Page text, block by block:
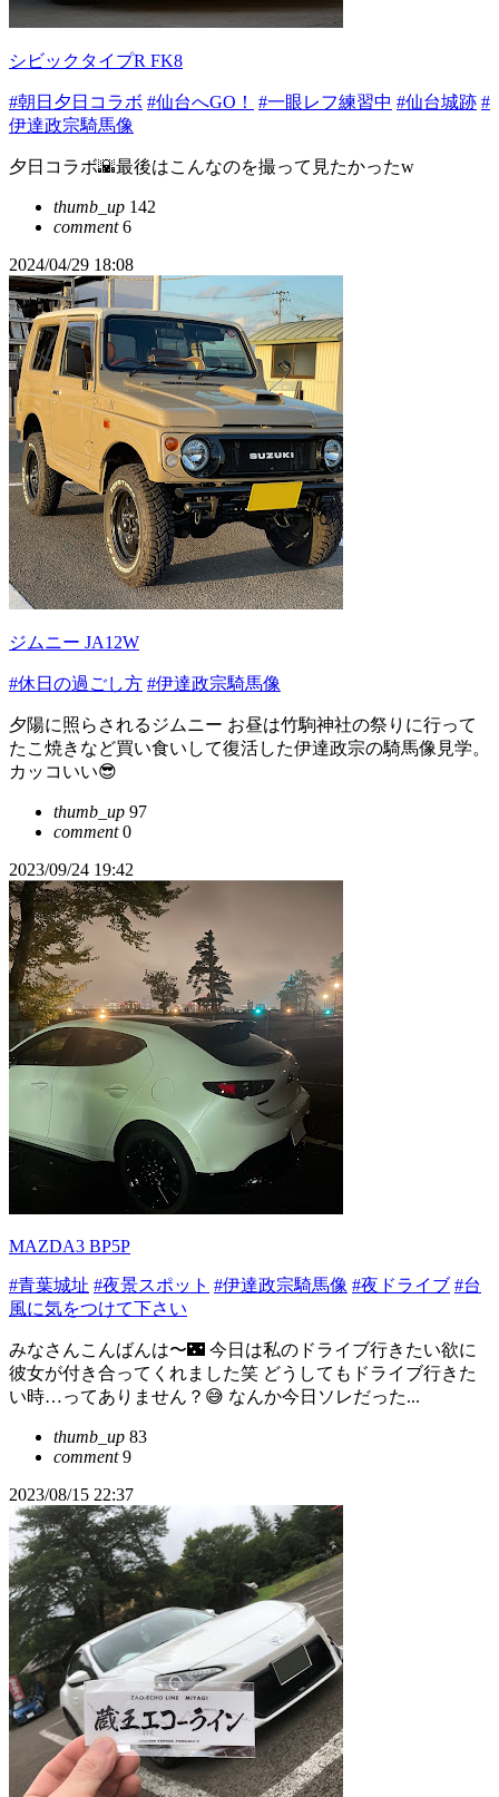
シビックタイプR FK8
#朝日夕日コラボ #仙台へGO！ #一眼レフ練習中 #仙台城跡 #
伊達政宗騎馬像
夕日コラボ🌇最後はこんなのを撮って見たかったw
thumb_up 142
comment6
2024/04/29 18:08
ジムニー JA12W
#休日の過ごし方 #伊達政宗騎馬像
夕陽に照らされるジムニー お昼は竹駒神社の祭りに行って
たこ焼きなど買い食いして復活した伊達政宗の騎馬像見学。
カッコいい😎
thumb_up 97
comment0
2023/09/24 19:42
MAZDA3 BP5P
#青葉城址 #夜景スポット #伊達政宗騎馬像 #夜ドライブ #台
風に気をつけて下さい
みなさんこんばんは〜🌃 今日は私のドライブ行きたい欲に
彼女が付き合ってくれました笑 どうしてもドライブ行きた
い時…ってありません？😅 なんか今日ソレだった...
thumb_up 83
comment9
2023/08/15 22:37